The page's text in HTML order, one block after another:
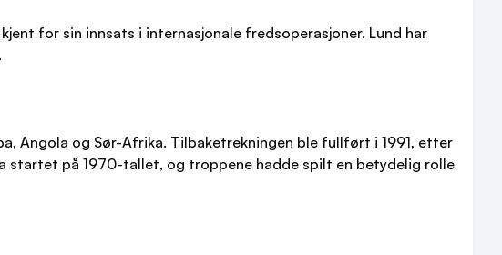
for sin innsats i internasjonale fredsoperasjoner. Lund har
Angola og Sør-Afrika. Tilbaketrekningen ble fullført i 1991, etter
startet på 1970-tallet, og troppene hadde spilt en betydelig rolle